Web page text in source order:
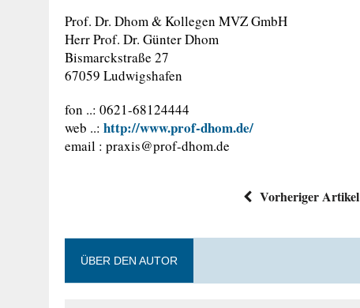
Prof. Dr. Dhom & Kollegen MVZ GmbH
Herr Prof. Dr. Günter Dhom
Bismarckstraße 27
67059 Ludwigshafen
fon ..: 0621-68124444
web ..: http://www.prof-dhom.de/
email : praxis@prof-dhom.de
Vorheriger Artikel
ÜBER DEN AUTOR